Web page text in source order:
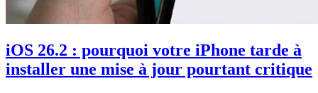
iOS 26.2 : pourquoi votre iPhone tarde à
installer une mise à jour pourtant critique